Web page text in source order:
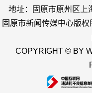
地址：固原市原州区上
固原市新闻传媒中心版
COPYRIGHT © BY